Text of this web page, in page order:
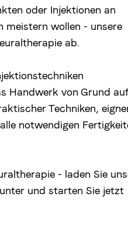
oder Injektionen an
meistern wollen - unsere
ab.
Handwerk von Grund auf
Techniken,
notwendigen
- laden Sie
und starten Sie jetzt